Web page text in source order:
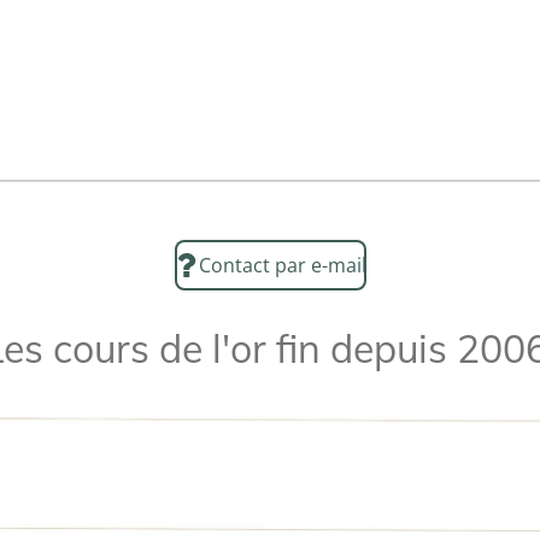
Contact par e-mail
cours de l'or fin depuis